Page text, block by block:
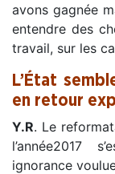
avons gagnée
entendre des
travail, sur les
L’État
en retour
Y.R. Le
l’année2017
ignorance